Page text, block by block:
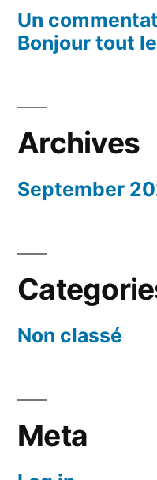
Un
Bonjour tout
Archives
September
Non classé
Meta